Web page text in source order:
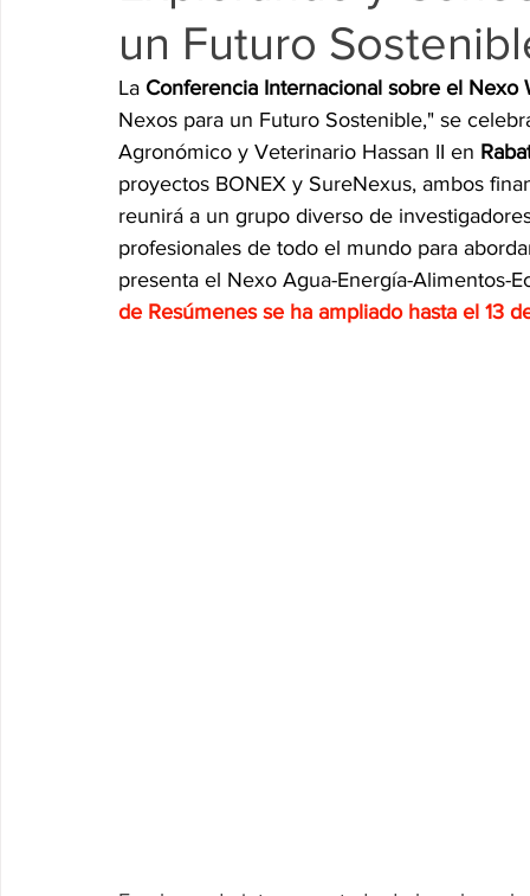
Research P3 Cultural Investigacion P4 Tecnolog
un Futuro
La Conferencia Internacional sobre el Nexo
Nexos para un Futuro Sostenible," se
Agronómico y Veterinario Hassan II en
proyectos BONEX y SureNexus, ambos
reunirá a un grupo diverso de
profesionales de todo el mundo para
presenta el Nexo Agua-Energía-Alimentos-
de Resúmenes se ha ampliado hasta el 13